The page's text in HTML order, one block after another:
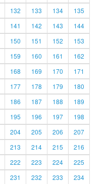
132 133 134
135
141 142 143
144
150 151 152
153
159 160 161
162
168 169 170
171
177 178 179
180
186 187 188
189
195 196 197
198
204 205 206
207
213 214 215
216
222 223 224
225
231 232 233
234